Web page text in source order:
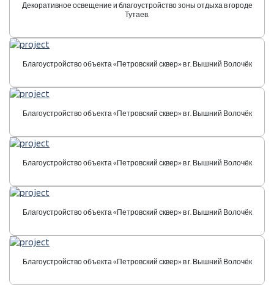
Декоративное освещение и благоустройство зоны отдыха в городе
Тутаев.
Благоустройство объекта «Петровский сквер» в г. Вышний Волочёк
Благоустройство объекта «Петровский сквер» в г. Вышний Волочёк
Благоустройство объекта «Петровский сквер» в г. Вышний Волочёк
Благоустройство объекта «Петровский сквер» в г. Вышний Волочёк
Благоустройство объекта «Петровский сквер» в г. Вышний Волочёк